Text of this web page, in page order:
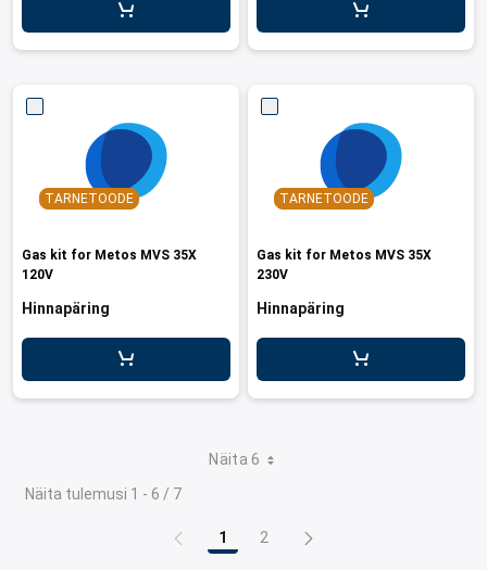
TARNETOODE
Gas kit for Metos MVS 35X
120V
Hinnapäring
TARNETOODE
Gas kit for Metos MVS 35X
230V
Hinnapäring
Näita 6
Näita tulemusi 1 - 6 / 7
Leht
1 Leht
2